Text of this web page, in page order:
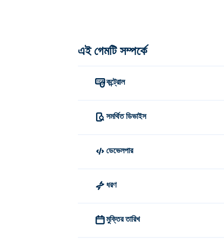
এই গেমটি সম্পর্কে
কন্ট্রোল
সমর্থিত ডিভাইস
ডেভেলপার
ধরণ
মুক্তির তারিখ